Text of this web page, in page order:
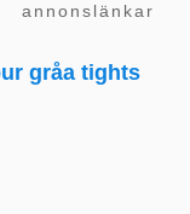
annonslänkar